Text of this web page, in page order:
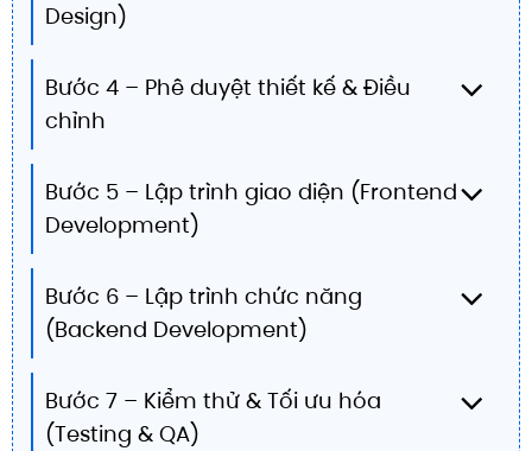
Design)
Bước 4 – Phê duyệt thiết kế & Điều
chỉnh
Bước 5 – Lập trình giao diện (Frontend
Development)
Bước 6 – Lập trình chức năng
(Backend Development)
Bước 7 – Kiểm thử & Tối ưu hóa
(Testing & QA)